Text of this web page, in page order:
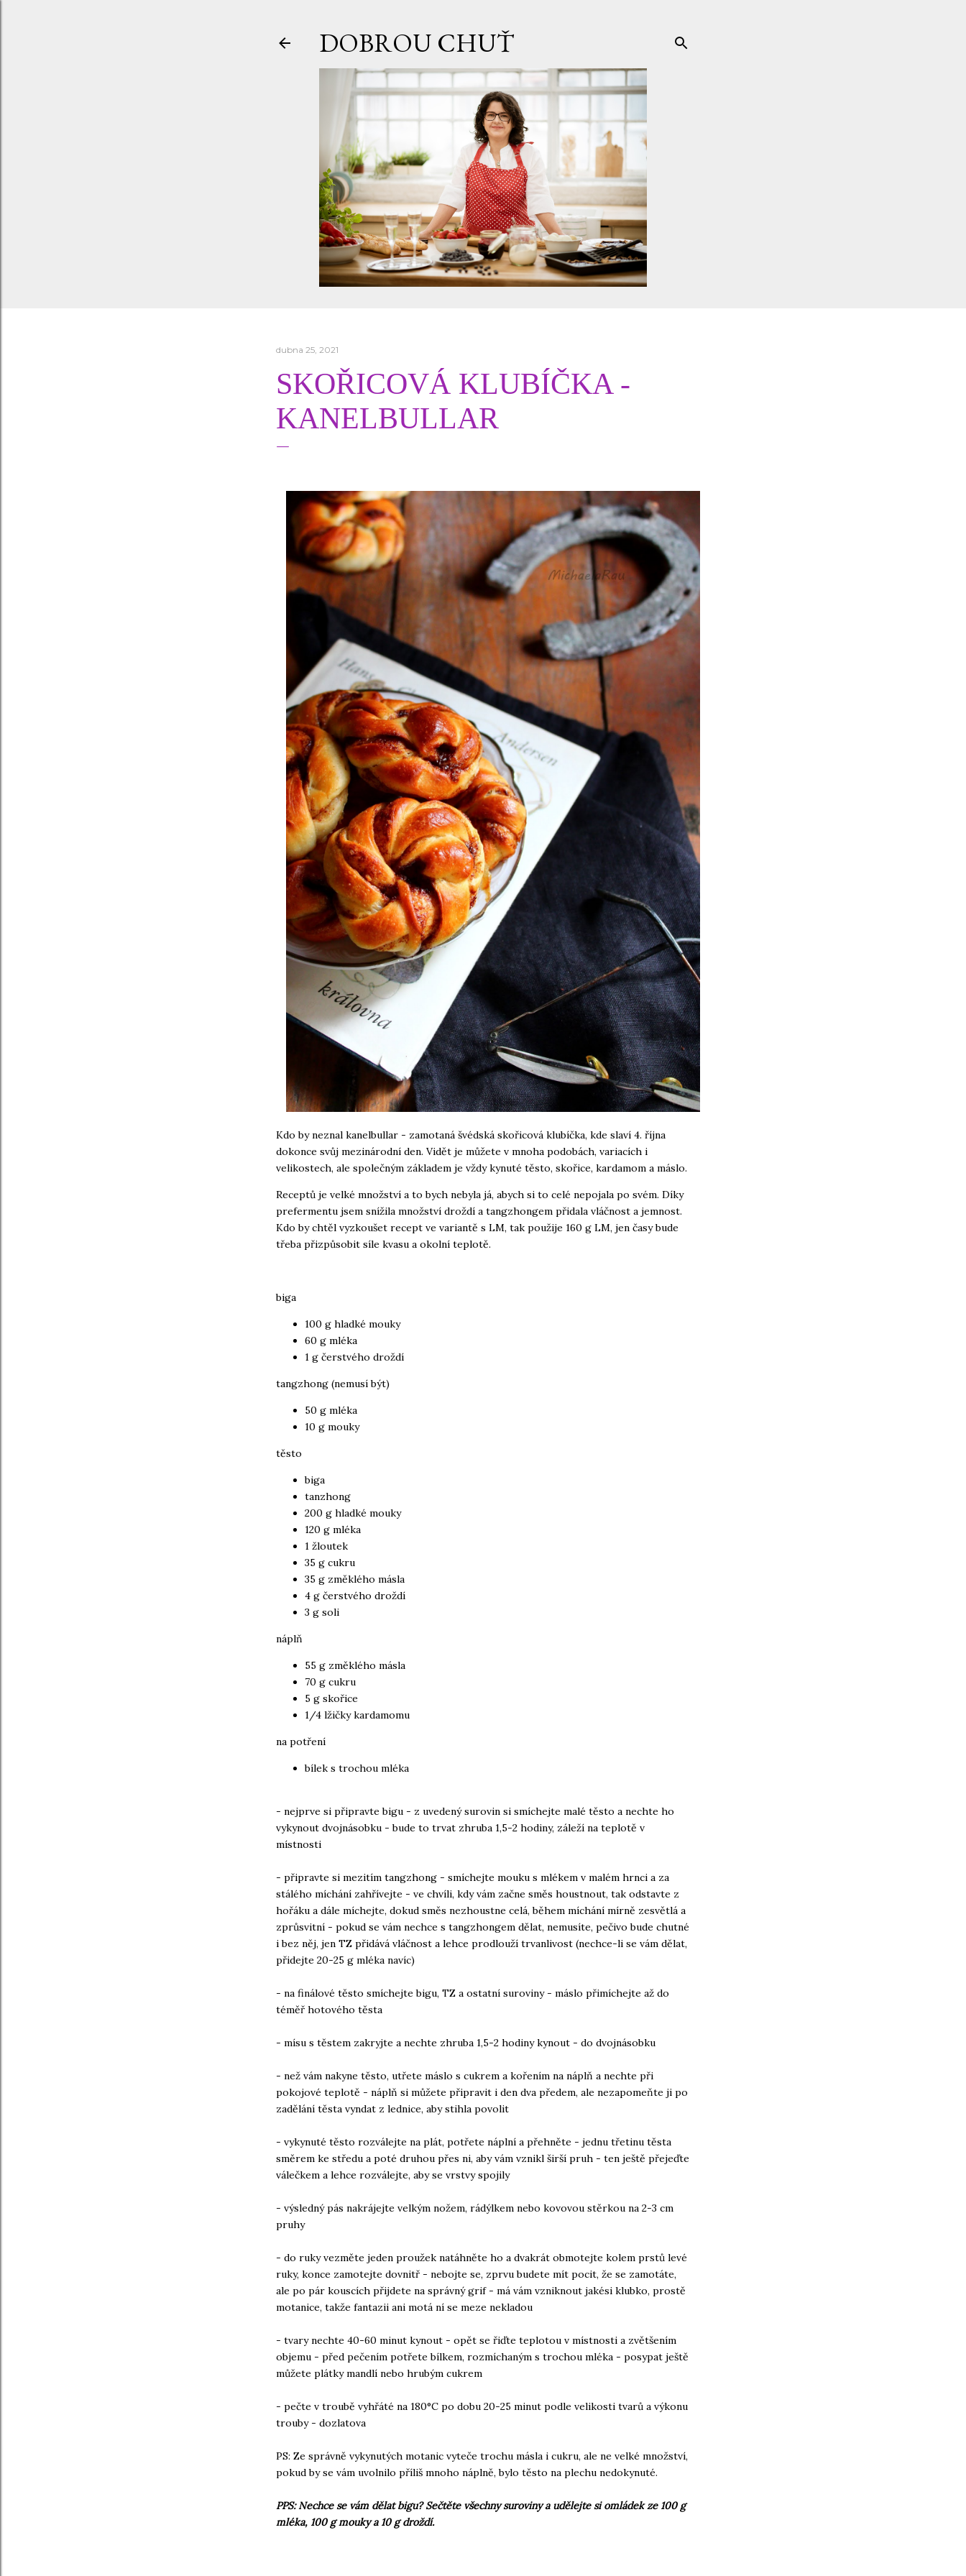
DOBROU CHUŤ
dubna 25, 2021
SKOŘICOVÁ KLUBÍČKA -
KANELBULLAR
Kdo by neznal kanelbullar - zamotaná švédská skořicová klubíčka, kde slaví 4. října
dokonce svůj mezinárodní den. Vidět je můžete v mnoha podobách, variacích i
velikostech, ale společným základem je vždy kynuté těsto, skořice, kardamom a máslo.
Receptů je velké množství a to bych nebyla já, abych si to celé nepojala po svém. Díky
prefermentu jsem snížila množství droždí a tangzhongem přidala vláčnost a jemnost.
Kdo by chtěl vyzkoušet recept ve variantě s LM, tak použije 160 g LM, jen časy bude
třeba přizpůsobit síle kvasu a okolní teplotě.
biga
100 g hladké mouky
60 g mléka
1 g čerstvého droždí
tangzhong (nemusí být)
50 g mléka
10 g mouky
těsto
biga
tanzhong
200 g hladké mouky
120 g mléka
1 žloutek
35 g cukru
35 g změklého másla
4 g čerstvého droždí
3 g soli
náplň
55 g změklého másla
70 g cukru
5 g skořice
1/4 lžičky kardamomu
na potření
bílek s trochou mléka
- nejprve si připravte bigu - z uvedený surovin si smíchejte malé těsto a nechte ho
vykynout dvojnásobku - bude to trvat zhruba 1,5-2 hodiny, záleží na teplotě v
místnosti
- připravte si mezitím tangzhong - smíchejte mouku s mlékem v malém hrnci a za
stálého míchání zahřívejte - ve chvíli, kdy vám začne směs houstnout, tak odstavte z
hořáku a dále míchejte, dokud směs nezhoustne celá, během míchání mírně zesvětlá a
zprůsvitní - pokud se vám nechce s tangzhongem dělat, nemusíte, pečivo bude chutné
i bez něj, jen TZ přidává vláčnost a lehce prodlouží trvanlivost (nechce-li se vám dělat,
přidejte 20-25 g mléka navíc)
- na finálové těsto smíchejte bigu, TZ a ostatní suroviny - máslo přimíchejte až do
téměř hotového těsta
- mísu s těstem zakryjte a nechte zhruba 1,5-2 hodiny kynout - do dvojnásobku
- než vám nakyne těsto, utřete máslo s cukrem a kořením na náplň a nechte při
pokojové teplotě - náplň si můžete připravit i den dva předem, ale nezapomeňte ji po
zadělání těsta vyndat z lednice, aby stihla povolit
- vykynuté těsto rozválejte na plát, potřete náplní a přehněte - jednu třetinu těsta
směrem ke středu a poté druhou přes ni, aby vám vznikl širší pruh - ten ještě přejeďte
válečkem a lehce rozválejte, aby se vrstvy spojily
- výsledný pás nakrájejte velkým nožem, rádýlkem nebo kovovou stěrkou na 2-3 cm
pruhy
- do ruky vezměte jeden proužek natáhněte ho a dvakrát obmotejte kolem prstů levé
ruky, konce zamotejte dovnitř - nebojte se, zprvu budete mít pocit, že se zamotáte,
ale po pár kouscích přijdete na správný grif - má vám vzniknout jakési klubko, prostě
motanice, takže fantazii ani motá ní se meze nekladou
- tvary nechte 40-60 minut kynout - opět se řiďte teplotou v místnosti a zvětšením
objemu - před pečením potřete bílkem, rozmíchaným s trochou mléka - posypat ještě
můžete plátky mandlí nebo hrubým cukrem
- pečte v troubě vyhřáté na 180°C po dobu 20-25 minut podle velikosti tvarů a výkonu
trouby - dozlatova
PS: Ze správně vykynutých motanic vyteče trochu másla i cukru, ale ne velké množství,
pokud by se vám uvolnilo příliš mnoho náplně, bylo těsto na plechu nedokynuté.
PPS: Nechce se vám dělat bigu? Sečtěte všechny suroviny a udělejte si omládek ze 100 g
mléka, 100 g mouky a 10 g droždí.